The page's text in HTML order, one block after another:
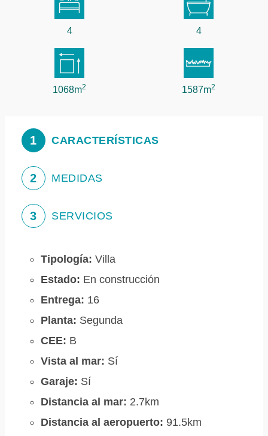
4 4
1068m2 1587m2
1 CARACTERÍSTICAS
2 MEDIDAS
3 SERVICIOS
Tipología: Villa
Estado: En construcción
Entrega: 16
Planta: Segunda
CEE: B
Vista al mar: Sí
Garaje: Sí
Distancia al mar: 2.7km
Distancia al aeropuerto: 91.5km